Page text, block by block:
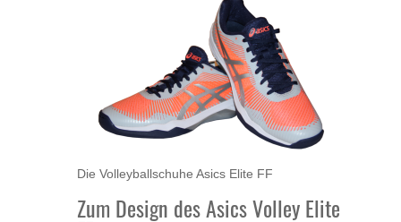
Die Volleyballschuhe Asics Elite FF
Zum Design des Asics Volley Elite